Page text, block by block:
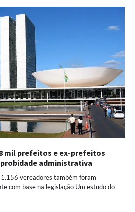
mil prefeitos e ex-prefeitos
administrativa
vereadores também foram
com base na legislação Um estudo do